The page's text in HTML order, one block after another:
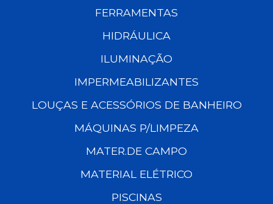
FERRAMENTAS
HIDRÁULICA
ILUMINAÇÃO
IMPERMEABILIZANTES
LOUÇAS E ACESSÓRIOS DE BANHEIRO
MÁQUINAS P/LIMPEZA
MATER.DE CAMPO
MATERIAL ELÉTRICO
PISCINAS